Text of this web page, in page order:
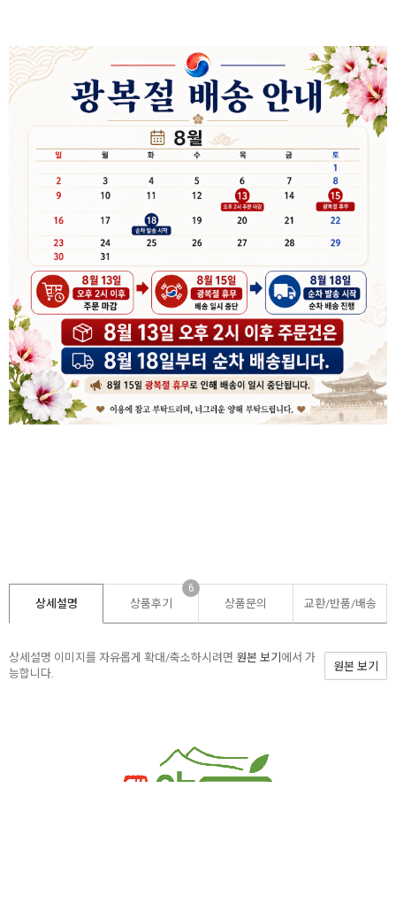
상세설명 상품후기
6
상품문의 교환/반품/배송
상세설명 이미지를 자유롭게 확대/축소하시려면 원본 보기 에서 가
능합니다.
원본 보기